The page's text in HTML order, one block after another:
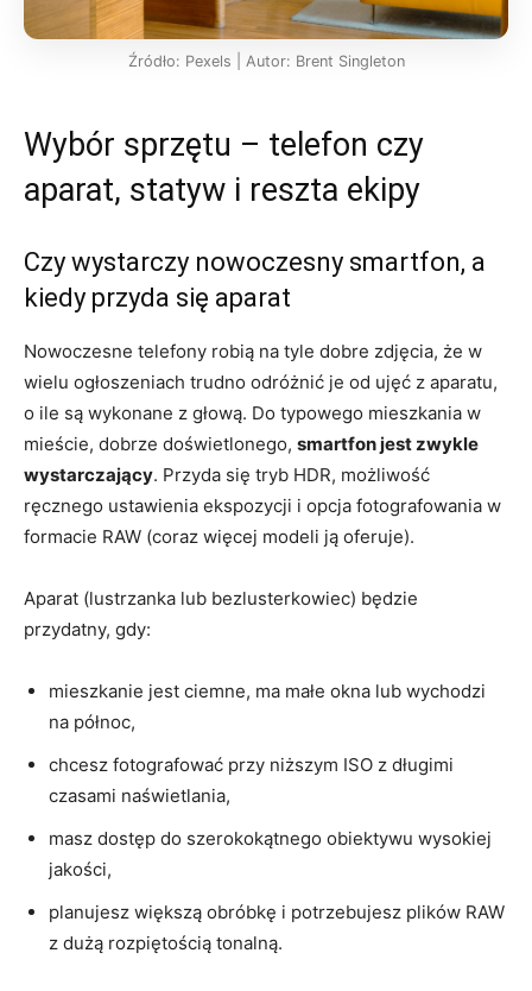
Źródło: Pexels | Autor: Brent Singleton
Wybór sprzętu – telefon czy
aparat, statyw i reszta ekipy
Czy wystarczy nowoczesny smartfon, a
kiedy przyda się aparat
Nowoczesne telefony robią na tyle dobre zdjęcia, że w
wielu ogłoszeniach trudno odróżnić je od ujęć z aparatu,
o ile są wykonane z głową. Do typowego mieszkania w
mieście, dobrze doświetlonego, smartfon jest zwykle
wystarczający. Przyda się tryb HDR, możliwość
ręcznego ustawienia ekspozycji i opcja fotografowania w
formacie RAW (coraz więcej modeli ją oferuje).
Aparat (lustrzanka lub bezlusterkowiec) będzie
przydatny, gdy:
mieszkanie jest ciemne, ma małe okna lub wychodzi
na północ,
chcesz fotografować przy niższym ISO z długimi
czasami naświetlania,
masz dostęp do szerokokątnego obiektywu wysokiej
jakości,
planujesz większą obróbkę i potrzebujesz plików RAW
z dużą rozpiętością tonalną.